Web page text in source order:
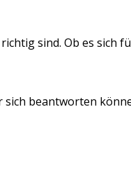
sind. Ob es sich
sich beantworten